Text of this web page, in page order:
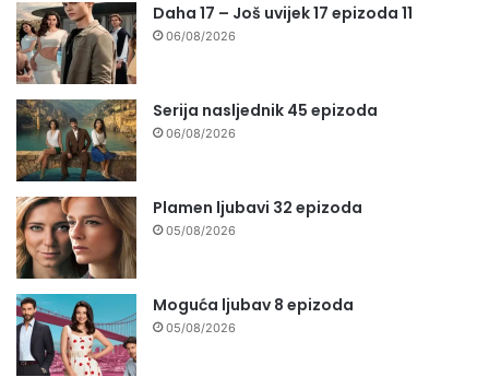
Daha 17 – Još uvijek 17 epizoda 11
06/08/2026
Serija nasljednik 45 epizoda
06/08/2026
Plamen ljubavi 32 epizoda
05/08/2026
Moguća ljubav 8 epizoda
05/08/2026